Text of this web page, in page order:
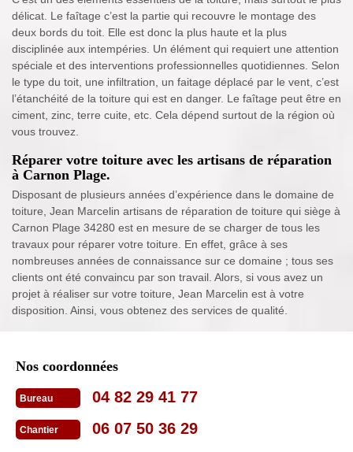
délicat. Le faîtage c’est la partie qui recouvre le montage des
deux bords du toit. Elle est donc la plus haute et la plus
disciplinée aux intempéries. Un élément qui requiert une attention
spéciale et des interventions professionnelles quotidiennes. Selon
le type du toit, une infiltration, un faitage déplacé par le vent, c’est
l’étanchéité de la toiture qui est en danger. Le faîtage peut être en
ciment, zinc, terre cuite, etc. Cela dépend surtout de la région où
vous trouvez.
Réparer votre toiture avec les artisans de réparation
à Carnon Plage.
Disposant de plusieurs années d’expérience dans le domaine de
toiture, Jean Marcelin artisans de réparation de toiture qui siège à
Carnon Plage 34280 est en mesure de se charger de tous les
travaux pour réparer votre toiture. En effet, grâce à ses
nombreuses années de connaissance sur ce domaine ; tous ses
clients ont été convaincu par son travail. Alors, si vous avez un
projet à réaliser sur votre toiture, Jean Marcelin est à votre
disposition. Ainsi, vous obtenez des services de qualité.
Nos coordonnées
Bureau 04 82 29 41 77
Chantier 06 07 50 36 29